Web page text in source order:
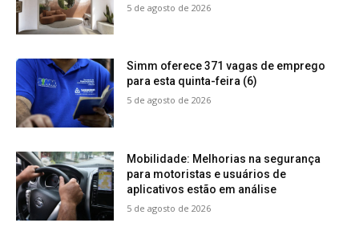
5 de agosto de 2026
Simm oferece 371 vagas de emprego
para esta quinta-feira (6)
5 de agosto de 2026
Mobilidade: Melhorias na segurança
para motoristas e usuários de
aplicativos estão em análise
5 de agosto de 2026